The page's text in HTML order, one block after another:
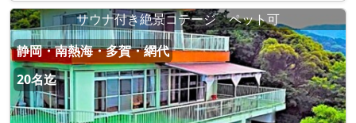
サウナ付き絶景コテージ ペット可
静岡・南熱海・多賀・網代
20名迄